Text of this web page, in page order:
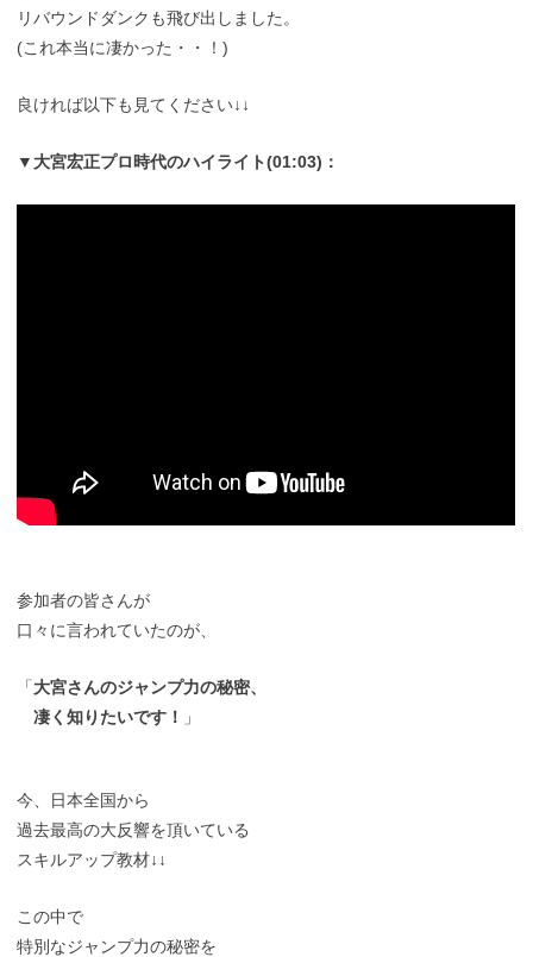
リバウンドダンクも飛び出しました。
(これ本当に凄かった・・！)
良ければ以下も見てください↓↓
▼大宮宏正プロ時代のハイライト(01:03)：
参加者の皆さんが
口々に言われていたのが、
「大宮さんのジャンプ力の秘密、
凄く知りたいです！
」
今、日本全国から
過去最高の大反響を頂いている
スキルアップ教材↓↓
この中で
特別なジャンプ力の秘密を